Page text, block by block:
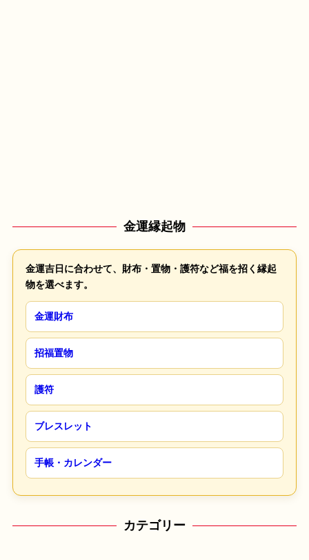
金運縁起物
金運吉日に合わせて、財布・置物・護符など福を招く縁起
物を選べます。
金運財布
招福置物
護符
ブレスレット
手帳・カレンダー
カテゴリー